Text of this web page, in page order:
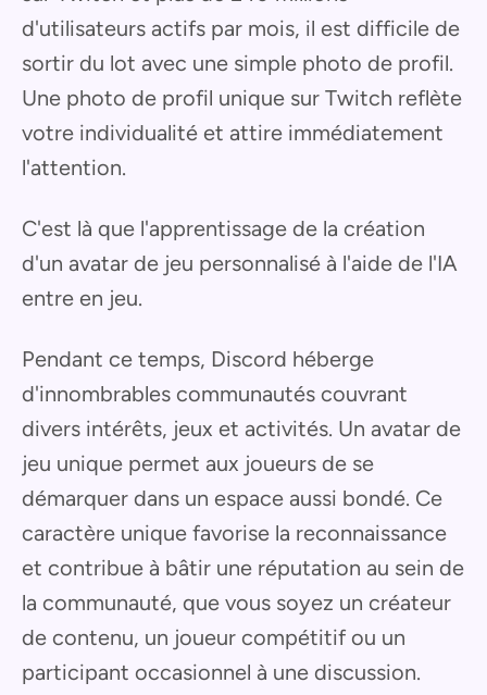
d'utilisateurs actifs par mois, il est difficile de
sortir du lot avec une simple photo de profil.
Une photo de profil unique sur Twitch reflète
votre individualité et attire immédiatement
l'attention.
C'est là que l'apprentissage de la création
d'un avatar de jeu personnalisé à l'aide de l'IA
entre en jeu.
Pendant ce temps, Discord héberge
d'innombrables communautés couvrant
divers intérêts, jeux et activités. Un avatar de
jeu unique permet aux joueurs de se
démarquer dans un espace aussi bondé. Ce
caractère unique favorise la reconnaissance
et contribue à bâtir une réputation au sein de
la communauté, que vous soyez un créateur
de contenu, un joueur compétitif ou un
participant occasionnel à une discussion.